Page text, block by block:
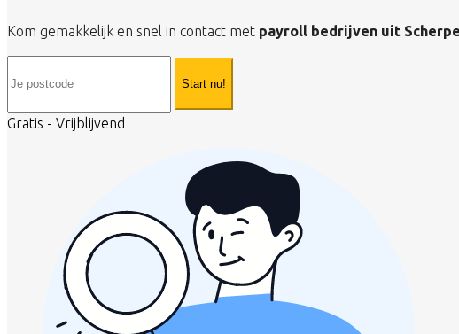
Kom gemakkelijk en snel in contact met payroll bedrijven uit
Start nu!
Gratis - Vrijblijvend